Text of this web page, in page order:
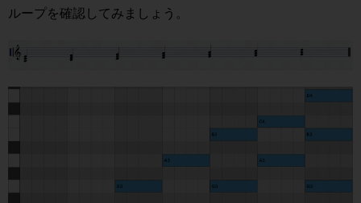
ループを確認してみましょう。